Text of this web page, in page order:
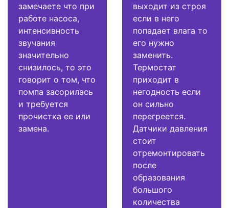
замечаете что при
работе насоса,
интенсивность
звучания
значительно
снизилось, то это
говорит о том, что
помпа засорилась
и требуется
прочистка ее или
замена.
выходит из строя
если в него
попадает влага то
его нужно
заменить.
Термостат
приходит в
негодность если
он сильно
перегреется.
Датчики давления
стоит
отремонтировать
после
образования
большого
количества